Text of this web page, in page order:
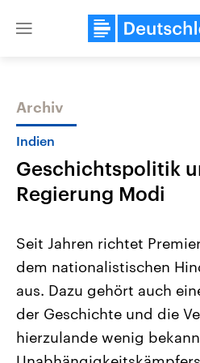
Close
Themen
Landtagswahl Sachsen-Anhalt
2026
Alle Informationen
Sachsen-Anhalt wählt am 6.
September 2026 einen neuen
Landtag. Seit 2021 wird das
Bundesland von einer Koalition
Archiv
Indien
Geschichtspolitik
Regierung Modi
Seit Jahren richtet
dem nationalistischen
aus. Dazu gehört auch
der Geschichte und die
hierzulande wenig